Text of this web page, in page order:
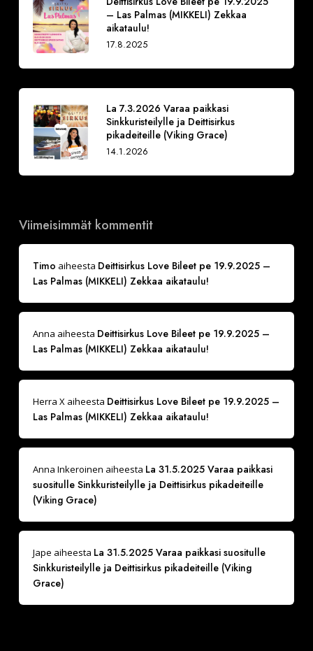
– Las Palmas (MIKKELI) Zekkaa
aikataulu!
17.8.2025
La 7.3.2026 Varaa paikkasi
Sinkkuristeilylle ja Deittisirkus
pikadeiteille (Viking Grace)
14.1.2026
Viimeisimmät kommentit
Timo aiheesta Deittisirkus Love Bileet pe 19.9.2025 –
Las Palmas (MIKKELI) Zekkaa aikataulu!
Anna aiheesta Deittisirkus Love Bileet pe 19.9.2025 –
Las Palmas (MIKKELI) Zekkaa aikataulu!
Herra Xaiheesta Deittisirkus Love Bileet pe 19.9.2025 –
Las Palmas (MIKKELI) Zekkaa aikataulu!
Anna Inkeroinen aiheesta La 31.5.2025 Varaa paikkasi
suositulle Sinkkuristeilylle ja Deittisirkus pikadeiteille
(Viking Grace)
Jape aiheesta La 31.5.2025 Varaa paikkasi suositulle
Sinkkuristeilylle ja Deittisirkus pikadeiteille (Viking
Grace)